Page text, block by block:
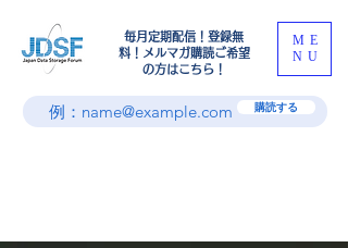
​毎月定期配信！登録無
料！メルマガ購読ご希望
の方はこちら！
ME
NU
購読する